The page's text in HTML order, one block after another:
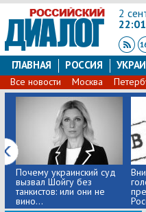
2
22:01
ГЛАВНАЯ РОССИЯ
Все новости Москва
Почему украинский суд
вызвал Шойгу без
танкистов: или они не
вино...